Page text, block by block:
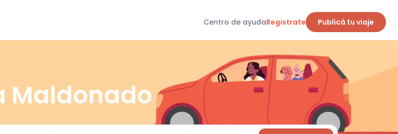
Centro de ayudaRegistrate Publicá tu viaje
Maldonado